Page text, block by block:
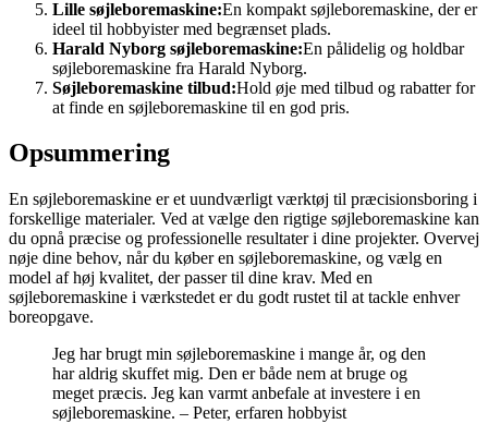
Lille søjleboremaskine:En kompakt søjleboremaskine, der er
ideel til hobbyister med begrænset plads.
Harald Nyborg søjleboremaskine:En pålidelig og holdbar
søjleboremaskine fra Harald Nyborg.
Søjleboremaskine tilbud:Hold øje med tilbud og rabatter for
at finde en søjleboremaskine til en god pris.
Opsummering
En søjleboremaskine er et uundværligt værktøj til præcisionsboring i
forskellige materialer. Ved at vælge den rigtige søjleboremaskine kan
du opnå præcise og professionelle resultater i dine projekter. Overvej
nøje dine behov, når du køber en søjleboremaskine, og vælg en
model af høj kvalitet, der passer til dine krav. Med en
søjleboremaskine i værkstedet er du godt rustet til at tackle enhver
boreopgave.
Jeg har brugt min søjleboremaskine i mange år, og den
har aldrig skuffet mig. Den er både nem at bruge og
meget præcis. Jeg kan varmt anbefale at investere i en
søjleboremaskine. – Peter, erfaren hobbyist